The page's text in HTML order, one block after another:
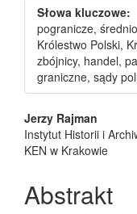
Słowa kluczowe:
pogranicze,
Królestwo Polski,
zbójnicy, handel,
graniczne, sądy
Main
Jerzy Rajman
Instytut Historii i
KEN w Krakowie
Abstrakt